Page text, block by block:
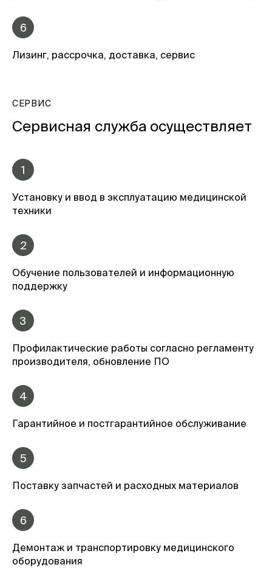
6
Лизинг, рассрочка, доставка, сервис
СЕРВИС
Сервисная служба осуществляет
1
Установку и ввод в эксплуатацию медицинской
техники
2
Обучение пользователей и информационную
поддержку
3
Профилактические работы согласно регламенту
производителя, обновление ПО
4
Гарантийное и постгарантийное обслуживание
5
Поставку запчастей и расходных материалов
6
Демонтаж и транспортировку медицинского
оборудования